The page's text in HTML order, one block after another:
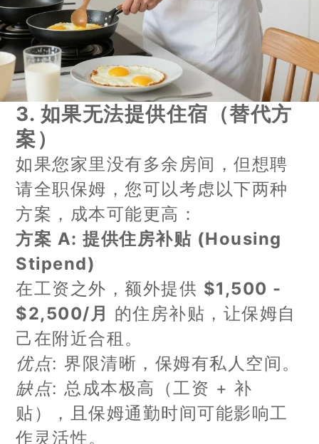
3. 如果无法提供住宿（替代方
案）
如果您家里没有多余房间，但想聘
请全职保姆，您可以考虑以下两种
方案，成本可能更高：
方案 A: 提供住房补贴 (Housing
Stipend)
在工资之外，额外提供 $1,500 -
$2,500/月
的住房补贴，让保姆自
己在附近合租。
优点: 界限清晰，保姆有私人空间。
缺点: 总成本极高（工资 + 补
贴），且保姆通勤时间可能影响工
作灵活性。